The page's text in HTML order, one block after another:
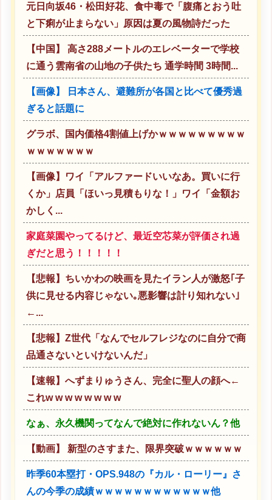
元日向坂46・松田好花、食中毒で「腹痛とおう吐
と下痢が止まらない」原因は夏の風物詩だった
【中国】 高さ288メートルのエレベーターで学校
に通う雲南省の山地の子供たち 通学時間 3時間...
【画像】 日本さん、避難所が各国と比べて優秀過
ぎると話題に
グラボ、国内価格4割値上げかｗｗｗｗｗｗｗｗｗ
ｗｗｗｗｗｗｗ
【画像】ワイ「アルファードいいなあ。買いに行
くか」店員「ほいっ見積もりな！」ワイ「金額お
かしく...
家庭菜園やってるけど、最近空芯菜が評価され過
ぎだと思う！！！！！
【悲報】ちいかわの映画を見たイラン人が激怒｢子
供に見せる内容じゃない｡悪影響は計り知れない｣
←...
【悲報】Z世代「なんでセルフレジなのに自分で商
品通さないといけないんだ」
【速報】へずまりゅうさん、完全に聖人の顔へ←
これw w w w w w w w
なぁ、永久機関ってなんで絶対に作れないん？他
【動画】 新型のさすまた、限界突破ｗｗｗｗｗｗ
昨季60本塁打・OPS.948の『カル・ローリー』さ
んの今季の成績ｗｗｗｗｗｗｗｗｗｗｗｗ他